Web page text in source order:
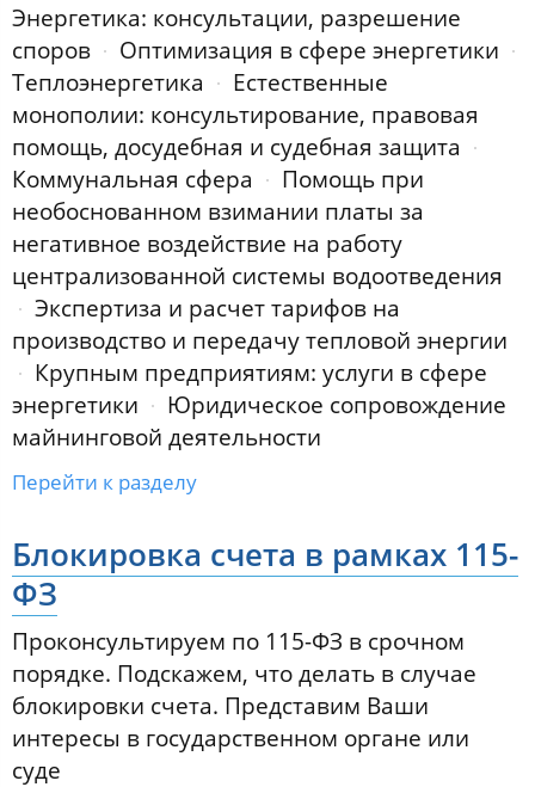
Энергетика: консультации, разрешение
споров
Оптимизация в сфере энергетики
Теплоэнергетика
Естественные
монополии: консультирование, правовая
помощь, досудебная и судебная защита
Коммунальная сфера
Помощь при
необоснованном взимании платы за
негативное воздействие на работу
централизованной системы водоотведения
Экспертиза и расчет тарифов на
производство и передачу тепловой энергии
Крупным предприятиям: услуги в сфере
энергетики
Юридическое сопровождение
майнинговой деятельности
Перейти к разделу
Блокировка счета в рамках 115-
ФЗ
Проконсультируем по 115-ФЗ в срочном
порядке. Подскажем, что делать в случае
блокировки счета. Представим Ваши
интересы в государственном органе или
суде